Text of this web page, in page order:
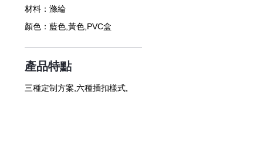
材料： 滌綸
顏色： 藍色,黃色,PVC盒
產品特點
三種定制方案,六種插扣樣式,